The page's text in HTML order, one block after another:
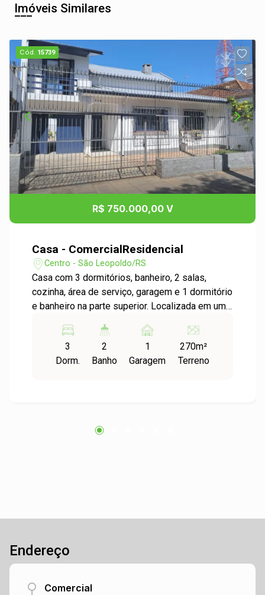
Imóveis Similares
Cód. 15739
R$ 750.000,00 V
Casa - ComercialResidencial
Centro - São Leopoldo/RS
Casa com 3 dormitórios, banheiro, 2 salas,
cozinha, área de serviço, garagem e 1 dormitório
e banheiro na parte superior. Localizada em uma
de tudo que você precisa. Entre em contato com
a gente e confira!
3
Dorm.
2
Banho
1
Garagem
270m²
Terreno
Endereço
Comercial